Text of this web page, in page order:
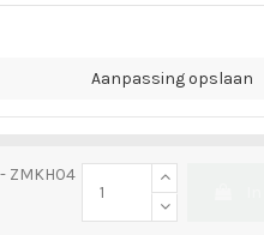
Aanpassing opslaan
ZMKH04